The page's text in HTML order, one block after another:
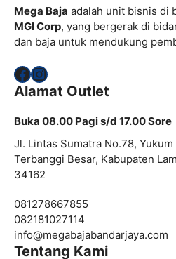
Mega Baja adalah unit bisnis di
MGI Corp, yang bergerak di
dan baja untuk mendukung
Facebook
Instagram
Alamat Outlet
Buka 08.00 Pagi s/d 17.00 Sore
Jl. Lintas Sumatra No.78, Yukum
Terbanggi Besar, Kabupaten
34162
081278667855
082181027114
info@megabajabandarjaya.com
Tentang Kami